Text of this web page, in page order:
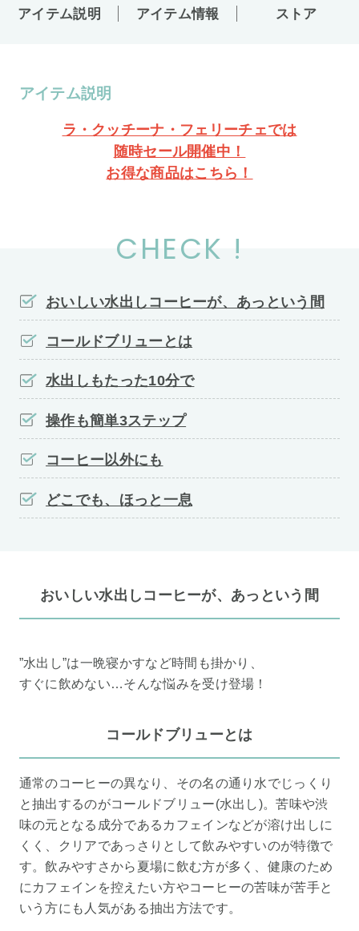
アイテム説明 アイテム情報 ストア
アイテム説明
ラ・クッチーナ・フェリーチェでは
随時セール開催中！
お得な商品はこちら！
CHECK !
おいしい水出しコーヒーが、あっという間
コールドブリューとは
水出しもたった10分で
操作も簡単3ステップ
コーヒー以外にも
どこでも、ほっと一息
おいしい水出しコーヒーが、あっという間
”水出し”は一晩寝かすなど時間も掛かり、
すぐに飲めない…そんな悩みを受け登場！
コールドブリューとは
通常のコーヒーの異なり、その名の通り水でじっくり
と抽出するのがコールドブリュー(水出し)。苦味や渋
味の元となる成分であるカフェインなどが溶け出しに
くく、クリアであっさりとして飲みやすいのが特徴で
す。飲みやすさから夏場に飲む方が多く、健康のため
にカフェインを控えたい方やコーヒーの苦味が苦手と
いう方にも人気がある抽出方法です。